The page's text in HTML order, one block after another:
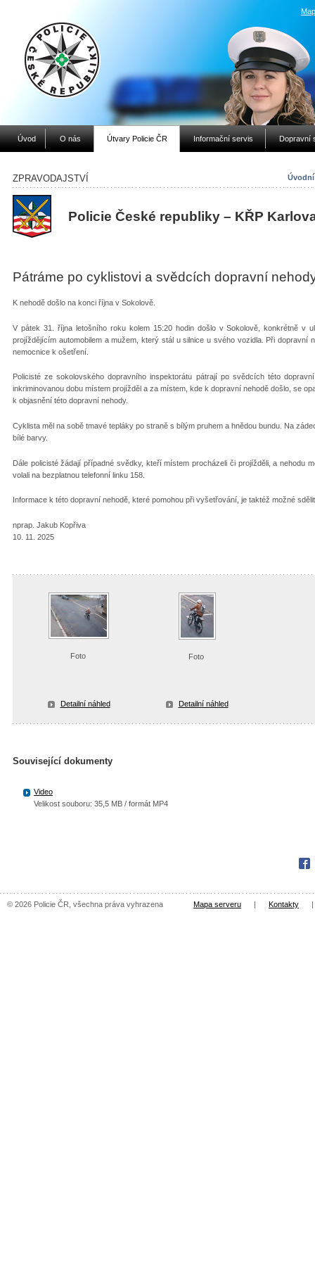
Úvod O nás Útvary Policie ČR Informační servis Dopravní
ZPRAVODAJSTVÍ
Policie České republiky – KŘP
Pátráme po cyklistovi a svědcích dopravní
K nehodě došlo na konci října v Sokolově.
V pátek 31. října letošního roku kolem 15:20 hodin došlo v Sokolově, konkrétně v
projíždějícím automobilem a mužem, který stál u silnice u svého vozidla. Při dopravní
nemocnice k ošetření.
Policisté ze sokolovského dopravního inspektorátu pátrají po svědcích této
inkriminovanou dobu místem projížděl a za místem, kde k dopravní nehodě došlo, se
k objasnění této dopravní nehody.
Cyklista měl na sobě tmavé tepláky po straně s bílým pruhem a hnědou bundu. Na
bílé barvy.
Dále policisté žádají případné svědky, kteří místem procházeli či projížděli, a nehodu
volali na bezplatnou telefonní linku 158.
Informace k této dopravní nehodě, které pomohou při vyšetřování, je taktéž možné
nprap. Jakub Kopřiva
10. 11. 2025
Foto
Detailní náhled
Foto
Detailní náhled
Související dokumenty
Video
Velikost souboru: 35,5 MB / formát MP4
© 2026 Policie ČR, všechna práva vyhrazena Mapa serveru Kontakty